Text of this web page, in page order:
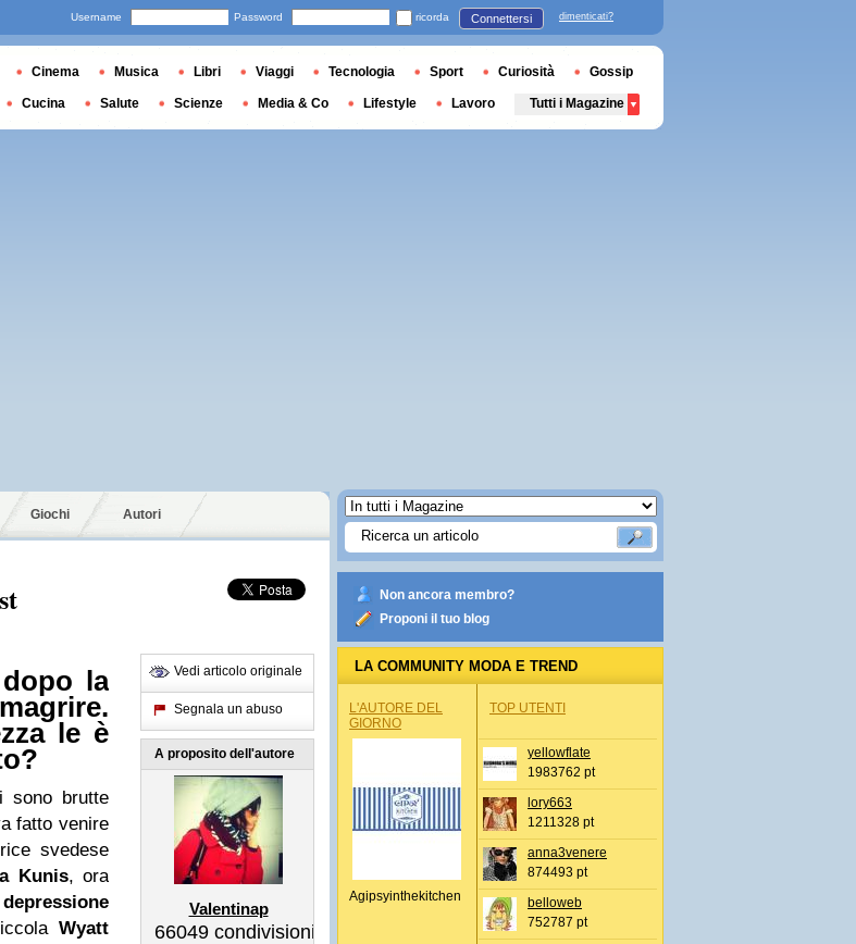
Giochi Autori
la
le è
brutte
fatto venire
svedese
Kunis, ora
depressione
Wyatt
Vedi articolo originale
Segnala un abuso
A proposito dell'autore
Valentinap
66049 condivisioni
Non ancora membro?
Proponi il tuo blog
LA COMMUNITY MODA E TREND
L'AUTORE DEL
GIORNO
Agipsyinthekitchen
TOP UTENTI
yellowflate
1983762 pt
lory663
1211328 pt
anna3venere
874493 pt
belloweb
752787 pt
Username Password ricorda Connettersi dimenticati?
Cinema Musica Libri Viaggi Tecnologia Sport Curiosità Gossip
Cucina Salute Scienze Media & Co Lifestyle Lavoro Tutti i Magazine